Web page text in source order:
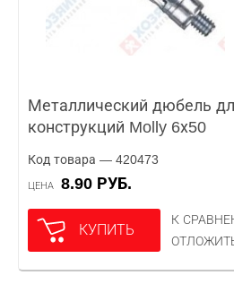
Металлический дюбель
конструкций Molly 6х50
Код товара — 420473
ЦЕНА 8.90 РУБ.
КУПИТЬ
К